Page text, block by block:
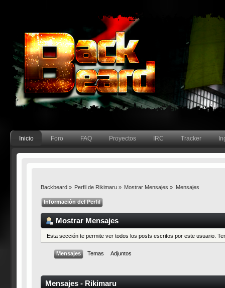
Inicio Foro FAQ Proyectos IRC Tracker
Backbeard» Perfil de Rikimaru» Mostrar Mensajes » Mensajes
Información del Perfil
Mostrar Mensajes
Esta sección te permite ver todos los posts escritos por este usuario.
Mensajes Temas Adjuntos
Mensajes - Rikimaru